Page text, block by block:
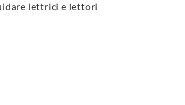
lettrici e lettori